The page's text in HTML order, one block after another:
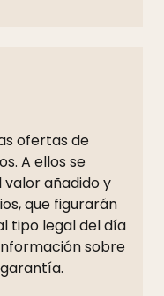
ofertas de
A ellos se
añadido y
que figurarán
tipo legal del día
sobre